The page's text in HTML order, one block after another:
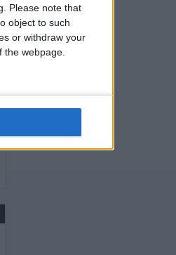
Please note that
object to such
or withdraw your
webpage.